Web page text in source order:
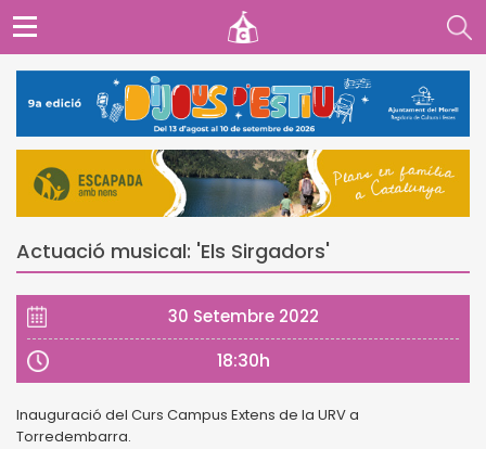
Actuació musical: 'Els Sirgadors'
30 Setembre 2022
18:30h
Inauguració del Curs Campus Extens de la URV a
Torredembarra.